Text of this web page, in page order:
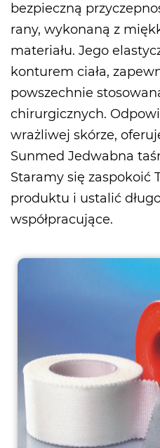
bezpieczną
rany, wykonaną z
materiału. Jego
konturem ciała,
powszechnie
chirurgicznych.
wrażliwej skórze,
Sunmed Jedwabna
Staramy się zaspokoić
produktu i ustalić
współpracujące.